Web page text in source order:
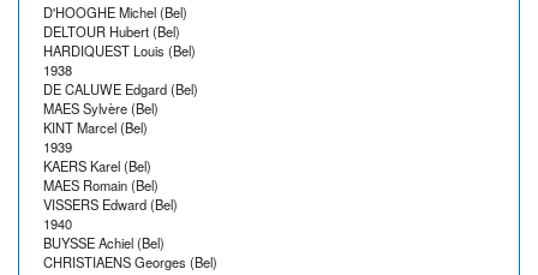
D'HOOGHE Michel (Bel)
DELTOUR Hubert (Bel)
HARDIQUEST Louis (Bel)
1938
DE CALUWE Edgard (Bel)
MAES Sylvère (Bel)
KINT Marcel (Bel)
1939
KAERS Karel (Bel)
MAES Romain (Bel)
VISSERS Edward (Bel)
1940
BUYSSE Achiel (Bel)
CHRISTIAENS Georges (Bel)